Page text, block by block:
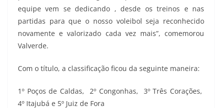
equipe vem se dedicando , desde os treinos e nas
partidas para que o nosso voleibol seja reconhecido
novamente e valorizado cada vez mais”, comemorou
Valverde.
Com o título, a classificação ficou da seguinte maneira:
1º Poços de Caldas, 2º Congonhas, 3º Três Corações,
4º Itajubá e 5º Juiz de Fora